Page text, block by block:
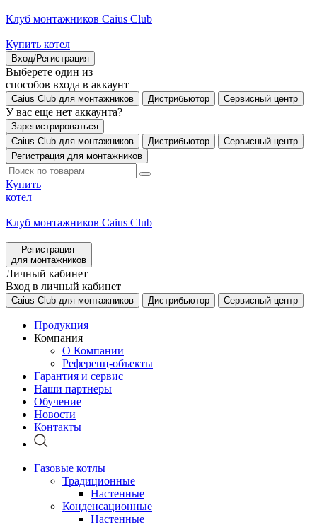
Клуб монтажников Caius Club
Купить котел
Вход/Регистрация
Выберете один из
способов входа в аккаунт
Caius Club для монтажников Дистрибьютор Сервисный центр
У вас еще нет аккаунта?
Зарегистрироваться
Caius Club для монтажников
Дистрибьютор
Сервисный центр
Регистрация для монтажников
Купить
котел
Клуб монтажников Caius Club
Регистрация
для монтажников
Личный кабинет
Вход в личный кабинет
Caius Club для монтажников Дистрибьютор Сервисный центр
Продукция
Компания
О Компании
Референц-объекты
Гарантия и сервис
Наши партнеры
Обучение
Новости
Контакты
Газовые котлы
Традиционные
Настенные
Конденсационные
Настенные